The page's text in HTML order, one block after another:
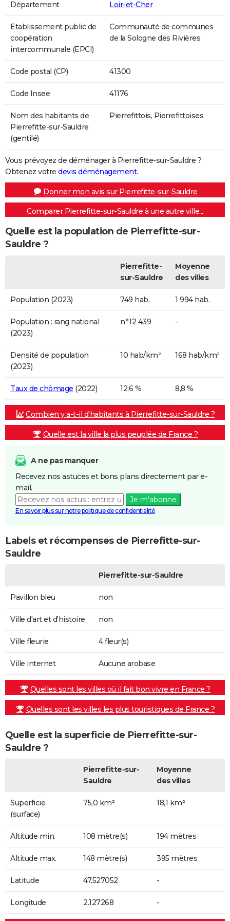
Département Loir-et-Cher
Etablissement public de
coopération
intercommunale (EPCI)
Communauté de communes
de la Sologne des Rivières
Code postal (CP) 41300
Code Insee 41176
Nom des habitants de
Pierrefitte-sur-Sauldre
(gentilé)
Pierrefittois, Pierrefittoises
Vous prévoyez de déménager à Pierrefitte-sur-Sauldre ?
Obtenez votre devis déménagement.
Donner mon avis sur Pierrefitte-sur-Sauldre
Comparer Pierrefitte-sur-Sauldre à une autre ville...
Quelle est la population de Pierrefitte-sur-
Sauldre ?
Pierrefitte-
sur-Sauldre
Moyenne
des villes
Population (2023) 749 hab. 1 994 hab.
Population : rang national
(2023)
n°12 439 -
Densité de population
(2023)
10 hab/km² 168 hab/km²
Taux de chômage (2022) 12,6 % 8,8 %
Combien y a-t-il d'habitants à Pierrefitte-sur-Sauldre ?
Quelle est la ville la plus peuplée de France ?
A ne pas manquer
Recevez nos astuces et bons plans directement par e-
mail.
Je m'abonne
En savoir plus sur notre politique de confidentialité
Labels et récompenses de Pierrefitte-sur-
Sauldre
Pierrefitte-sur-Sauldre
Pavillon bleu non
Ville d'art et d'histoire non
Ville fleurie 4 fleur(s)
Ville internet Aucune arobase
Quelles sont les villes où il fait bon vivre en France ?
Quelles sont les villes les plus touristiques de France ?
Quelle est la superficie de Pierrefitte-sur-
Sauldre ?
Pierrefitte-sur-
Sauldre
Moyenne
des villes
Superficie
(surface)
75,0 km² 18,1 km²
Altitude min. 108 mètre(s) 194 mètres
Altitude max. 148 mètre(s) 395 mètres
Latitude 47.527052 -
Longitude 2.127268 -